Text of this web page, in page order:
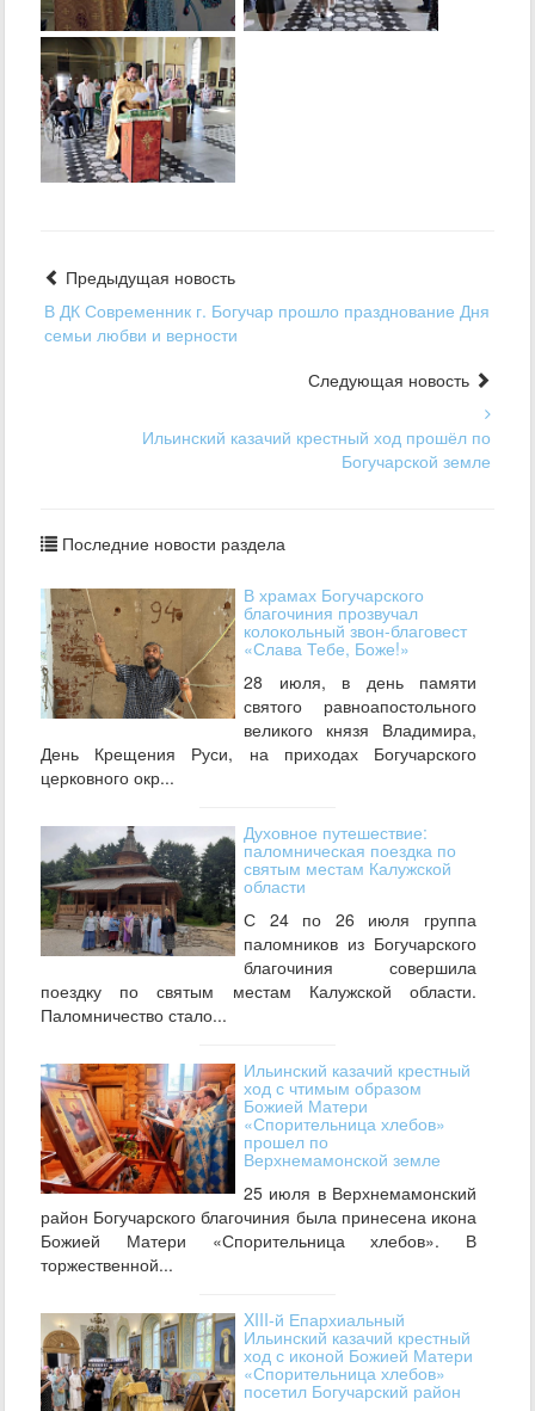
Предыдущая новость
В ДК Современник г. Богучар прошло празднование Дня
семьи любви и верности
Следующая новость
Ильинский казачий крестный ход прошёл по
Богучарской земле
Последние новости раздела
В храмах Богучарского
благочиния прозвучал
колокольный звон-благовест
«Слава Тебе, Боже!»
28 июля, в день памяти
святого равноапостольного
великого князя Владимира,
День Крещения Руси, на приходах Богучарского
церковного окр...
Духовное путешествие:
паломническая поездка по
святым местам Калужской
области
С 24 по 26 июля группа
паломников из Богучарского
благочиния совершила
поездку по святым местам Калужской области.
Паломничество стало...
Ильинский казачий крестный
ход с чтимым образом
Божией Матери
«Спорительница хлебов»
прошел по
Верхнемамонской земле
25 июля в Верхнемамонский
район Богучарского благочиния была принесена икона
Божией Матери «Спорительница хлебов». В
торжественной...
XIII-й Епархиальный
Ильинский казачий крестный
ход с иконой Божией Матери
«Спорительница хлебов»
посетил Богучарский район